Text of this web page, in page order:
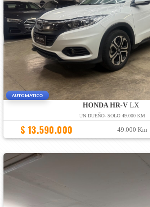
AUTOMATICO
HONDA HR-VLX
UN DUEÑO- SOLO 49.000 KM
$ 13.590.000 49.000 Km